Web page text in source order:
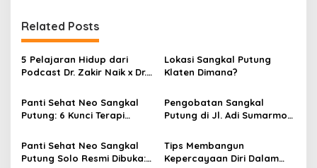
t
n
a
v
i
g
t
Related Posts
5 Pelajaran Hidup dari
Podcast Dr. Zakir Naik x Dr.
Viral
Lokasi Sangkal Putung
Klaten Dimana?
Panti Sehat Neo Sangkal
Putung: 6 Kunci Terapi
Kaidah Untuk Dislokasi
Tulang
Pengobatan Sangkal
Putung di Jl. Adi Sumarmo
Buka 24 Jam
Panti Sehat Neo Sangkal
Putung Solo Resmi Dibuka:
Tips Membangun
Kepercayaan Diri Dalam